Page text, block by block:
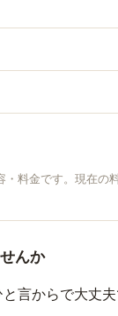
料金です。現在の
んか
と言からで大丈